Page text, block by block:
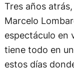
Tres años
Marcelo
espectáculo en
tiene todo en
estos días